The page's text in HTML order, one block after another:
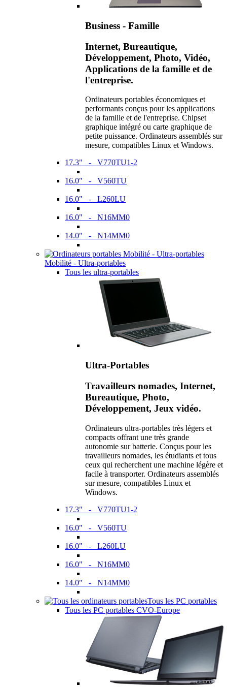
Business - Famille
Internet, Bureautique,
Développement, Photo, Vidéo,
Applications de la famille et de
l'entreprise.
Ordinateurs portables économiques et
performants conçus pour les applications
de la famille et de l'entreprise. Chipset
graphique intégré ou carte graphique de
petite puissance. Ordinateurs assemblés sur
mesure, compatibles Linux et Windows.
17.3" - V770TU1-2
16.0" - V560TU
16.0" - L260LU
16.0" - N16MM0
14.0" - N14MM0
Mobilité - Ultra-portables
Tous les ultra-portables
Ultra-Portables
Travailleurs nomades, Internet,
Bureautique, Photo,
Développement, Jeux vidéo.
Ordinateurs ultra-portables très légers et
compacts offrant une très grande
autonomie sur batterie. Conçus pour les
travailleurs nomades, les étudiants et tous
ceux qui recherchent une machine légère et
facile à transporter. Ordinateurs assemblés
sur mesure, compatibles Linux et
Windows.
17.3" - V770TU1-2
16.0" - V560TU
16.0" - L260LU
16.0" - N16MM0
14.0" - N14MM0
Tous les PC portables
Tous les PC portables CVO-Europe